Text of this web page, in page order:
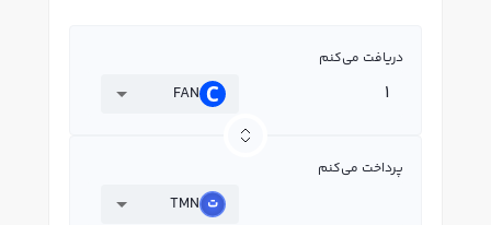
دریافت می‌کنم
FAN
پرداخت می‌کنم
TMN